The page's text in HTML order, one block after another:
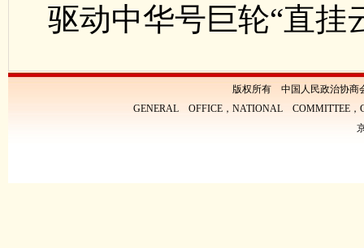
驱动中华号巨轮“直挂
版权所有 中国人民政治协商
GENERAL OFFICE，NATIONAL COMMITTEE，